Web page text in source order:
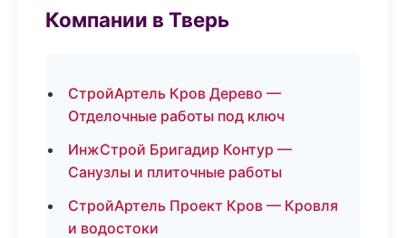
Компании в Тверь
СтройАртель Кров Дерево —
Отделочные работы под ключ
ИнжСтрой Бригадир Контур —
Санузлы и плиточные работы
СтройАртель Проект Кров — Кровля
и водостоки